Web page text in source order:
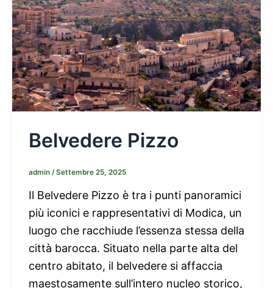
Belvedere Pizzo
admin /Settembre 25, 2025
Il Belvedere Pizzo è tra i punti panoramici
più iconici e rappresentativi di Modica, un
luogo che racchiude l’essenza stessa della
città barocca. Situato nella parte alta del
centro abitato, il belvedere si affaccia
maestosamente sull’intero nucleo storico,